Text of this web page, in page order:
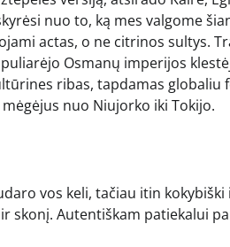
nuo to, ką mes valgome
actas, o ne citrinos sultys.
Osmanų imperijos
ribas, tapdamas globaliu
nuo Niujorko iki Tokijo.
vos keli, tačiau itin
skonį. Autentiškam patiekalui